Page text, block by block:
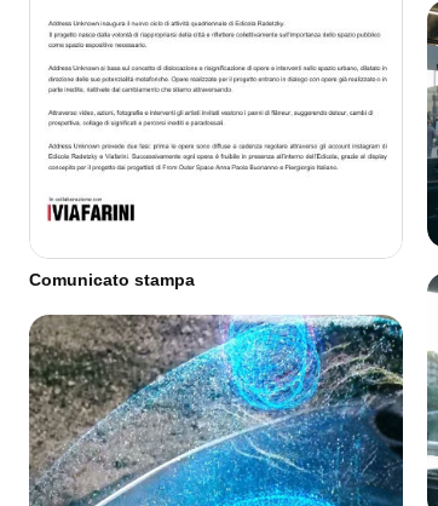
Comunicato stampa